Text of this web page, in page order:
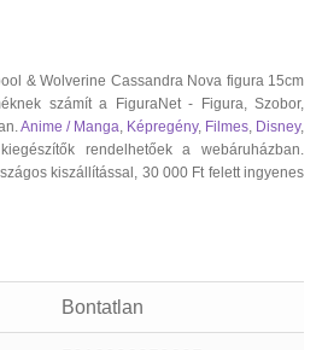
& Wolverine Cassandra Nova figura 15cm
számít a FiguraNet - Figura, Szobor,
Anime / Manga Képregény, Filmes Disney,
rendelhetőek a webáruházban.
kiszállítással, 30 000 Ft felett ingyenes
Bontatlan